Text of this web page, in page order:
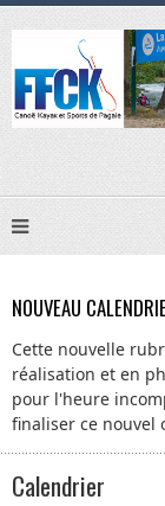
NOUVEAU
Cette nouvelle
réalisation et en
pour l'heure
finaliser ce nouvel
Calendrier